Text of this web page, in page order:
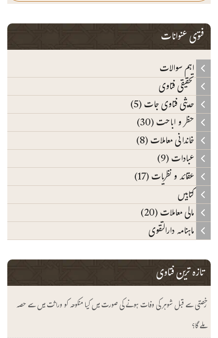
فتوی عنوانات
اہم سوالات
تحقیقی فتاوی
حدیثی فتاوی جات (5)
حظر و اباحت (30)
خاندانی معاملات (8)
عبادات (9)
عقائد و نظریات (17)
کتابیں
مالی معاملات (20)
ماہنامہ دارالتقوی
تازہ ترین فتاوی
رخصتی سے قبل شوہر کی وفات ہونے کی صورت میں کیا منکوحہ کو وراثت میں سے حصہ
ملے گا؟